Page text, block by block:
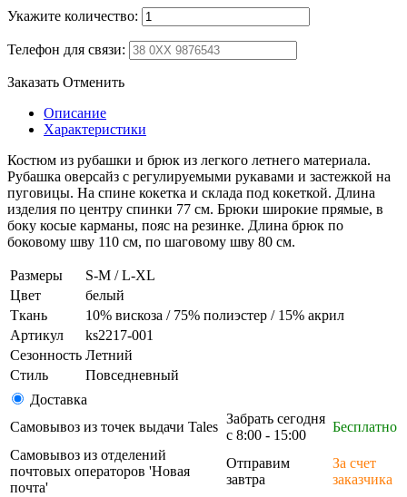
Укажите количество:
Телефон для связи:
Заказать Отменить
Описание
Характеристики
Костюм из рубашки и брюк из легкого летнего материала.
Рубашка оверсайз с регулируемыми рукавами и застежкой на
пуговицы. На спине кокетка и склада под кокеткой. Длина
изделия по центру спинки 77 см. Брюки широкие прямые, в
боку косые карманы, пояс на резинке. Длина брюк по
боковому шву 110 см, по шаговому шву 80 см.
Размеры
S-M / L-XL
Цвет
белый
Ткань
10% вискоза / 75% полиэстер / 15% акрил
Артикул
ks2217-001
Сезонность Летний
Стиль
Повседневный
Доставка
Самовывоз из точек выдачи Tales
Забрать сегодня
с 8:00 - 15:00
Бесплатно
Самовывоз из отделений
почтовых операторов 'Новая
почта'
Отправим
завтра
За счет
заказчика